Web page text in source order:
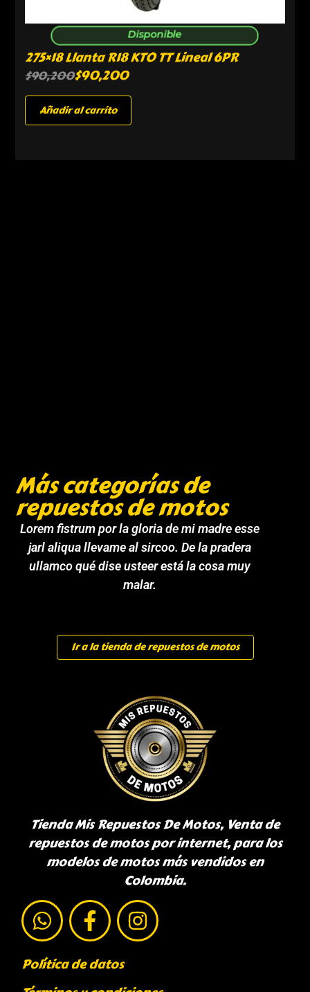
Disponible
275×18 Llanta R18 KTO TT Lineal 6PR
$90,200$90,200
Añadir al carrito
Más categorías de
repuestos de motos
Lorem fistrum por la gloria de mi madre esse
jarl aliqua llevame al sircoo. De la pradera
ullamco qué dise usteer está la cosa muy
malar.
Ir a la tienda de repuestos de motos
Tienda Mis Repuestos De Motos, Venta de
repuestos de motos por internet, para los
modelos de motos más vendidos en
Colombia.
Política de datos